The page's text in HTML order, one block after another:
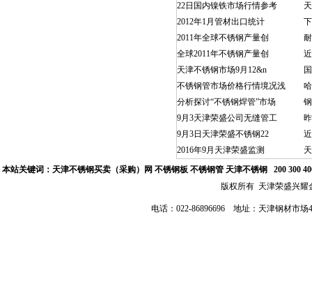
22日国内镍铁市场行情参考
2012年1月管材出口统计
2011年全球不锈钢产量创
全球2011年不锈钢产量创
天津不锈钢市场9月12&n
不锈钢管市场价格行情境况浅
分析探讨“不锈钢焊管”市场
9月3天津荣盛公司无缝管工
9月3日天津荣盛不锈钢22
2016年9月天津荣盛监测
本站关键词： 天津不锈钢买卖（采购）网 不锈钢板 不锈钢管 天津不锈钢
200 300
版权所有 天津荣盛兴
电话：022-86896696 地址：天津钢材市